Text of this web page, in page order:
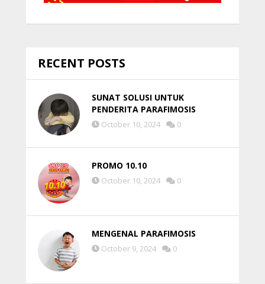
RECENT POSTS
SUNAT SOLUSI UNTUK
PENDERITA PARAFIMOSIS
October 10, 2024 0
PROMO 10.10
October 10, 2024 0
MENGENAL PARAFIMOSIS
October 9, 2024 0